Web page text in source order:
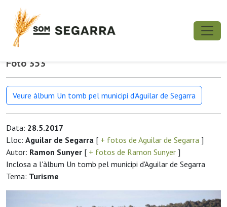
Foto 353
Veure àlbum Un tomb pel municipi d'Aguilar de Segarra
Data: 28.5.2017
Lloc: Aguilar de Segarra [ + fotos de Aguilar de Segarra ]
Autor: Ramon Sunyer [ + fotos de Ramon Sunyer ]
Inclosa a l'àlbum Un tomb pel municipi d'Aguilar de Segarra
Tema: Turisme